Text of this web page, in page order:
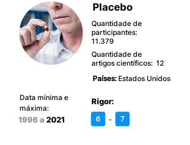
Placebo
Quantidade de
participantes:
11.379
Quantidade de
artigos científicos: 12
Países: Estados Unidos
Data mínima e
máxima:
1996 a 2021
Rigor:
-